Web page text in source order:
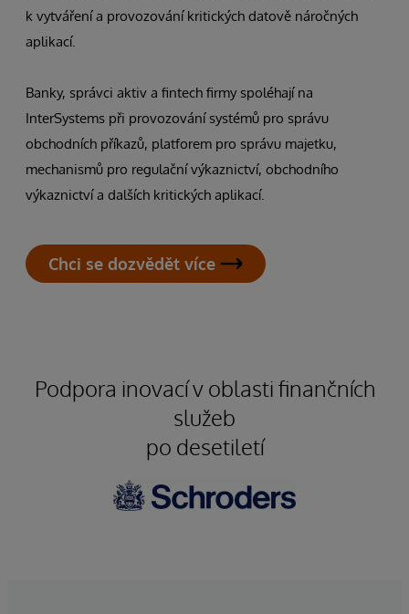
k vytváření a provozování kritických datově náročných
aplikací.
Banky, správci aktiv a fintech firmy spoléhají na
InterSystems při provozování systémů pro správu
obchodních příkazů, platforem pro správu majetku,
mechanismů pro regulační výkaznictví, obchodního
výkaznictví a dalších kritických aplikací.
Chci se dozvědět více
Podpora inovací v oblasti finančních
služeb
po desetiletí